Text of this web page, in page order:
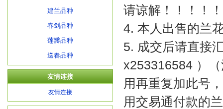
建兰品种
春剑品种
莲瓣品种
送春品种
友情连接
友情连接
请谅解！！！！！
4. 本人出售的兰
5. 成交后请直接
x253316584 ）
用再重复加此号
用交易通付款的